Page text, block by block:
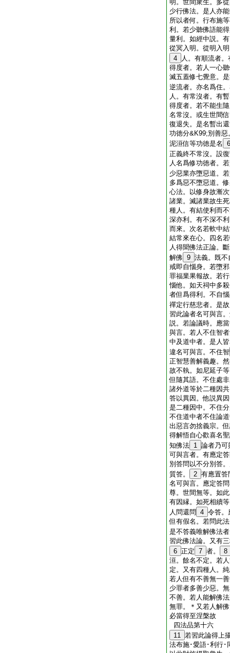
明。世間衆生。多
少行佛法。是人亦
所以者何。行布施
利。若少聽佛語能
量利。如經中説。
從冥入明。從明入
4
人。有順流者
得度者。若人一心
滅五蓋修七覺意。
逆流者。亦名爲住
人。有常沒者。有
得度者。若不能生
名常沒。或生世間
復退失。是名暫出
功徳分&K99;別善
泥洹信等功徳是名
6
正義終不常沒。設
人名爲修功徳者。
少惡業亦墮惡道。
多爲惡不墮惡道。
心法。以修身故漸
諸業。滅諸業故生
種人。有結使利而
深亦利。有不深不
而來。次名若軟中
結常來在心。四名
人得聞佛法正論。
解佛 9 法義。既不
戒即自惱身。若墮
罪福業果報故。若
惱他。如天祠中多
者但爲得利。不自
禪定行慈悲者。是
習此論者名可與言
説。若論議時。應
與言。若人不住智
中及道中者。是人
違名可與言。不住智
正智慧善解義趣。
故不執。如尼延子
但隨其語。不住處
諸外道等於二種因
答以異因。他説異
是二種因中。不住
不住道中者不住論
出惡言勿捨義宗。
得解悟自心歡喜名
知佛法 1 論者乃可
可與言者。有應定
別答問以不分別答
質答。
2 有應置答
名可與言。應定答
尊。世間無等。如
有因縁。如死相續
人問還問 4 令答。
但有假名。若問此
是不答義唯解佛法
習此佛法論。又有
6 正定 7 者。
8
洹。餘名不定。若
定。又有四種人。
若人但有不善無一
少罪者多善少惡。
不善。若人能解佛
無罪。＊又若人解
必當得至涅槃故
四法品第十六
11 若習此論得上
法布施･愛語･利行･